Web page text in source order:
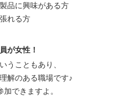
品に興味がある方
れる方
が女性！
うこともあり、
解のある職場です♪
できますよ。